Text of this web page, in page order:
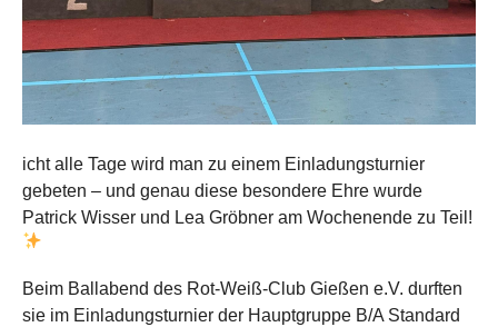
icht alle Tage wird man zu einem Einladungsturnier
gebeten – und genau diese besondere Ehre wurde
Patrick Wisser und Lea Gröbner am Wochenende zu Teil!
Beim Ballabend des Rot-Weiß-Club Gießen e.V. durften
sie im Einladungsturnier der Hauptgruppe B/A Standard